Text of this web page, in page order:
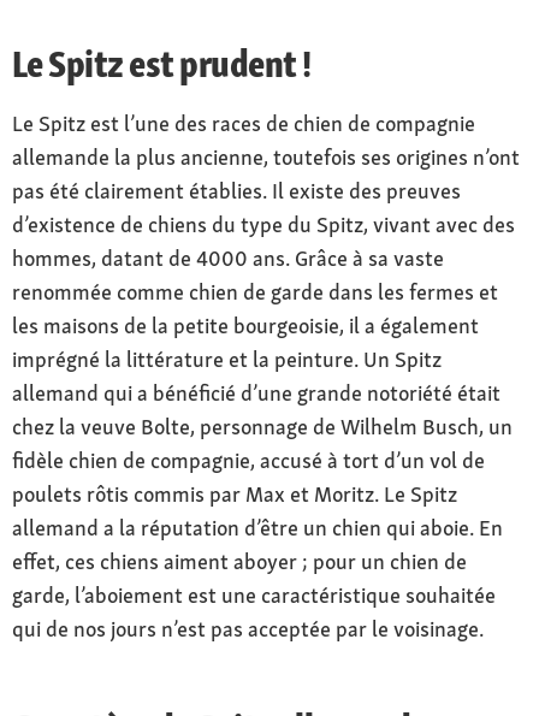
Le Spitz est prudent !
Le Spitz est l’une des races de chien de compagnie
allemande la plus ancienne, toutefois ses origines n’ont
pas été clairement établies. Il existe des preuves
d’existence de chiens du type du Spitz, vivant avec des
hommes, datant de 4000 ans. Grâce à sa vaste
renommée comme chien de garde dans les fermes et
les maisons de la petite bourgeoisie, il a également
imprégné la littérature et la peinture. Un Spitz
allemand qui a bénéficié d’une grande notoriété était
chez la veuve Bolte, personnage de Wilhelm Busch, un
fidèle chien de compagnie, accusé à tort d’un vol de
poulets rôtis commis par Max et Moritz. Le Spitz
allemand a la réputation d’être un chien qui aboie. En
effet, ces chiens aiment aboyer ; pour un chien de
garde, l’aboiement est une caractéristique souhaitée
qui de nos jours n’est pas acceptée par le voisinage.